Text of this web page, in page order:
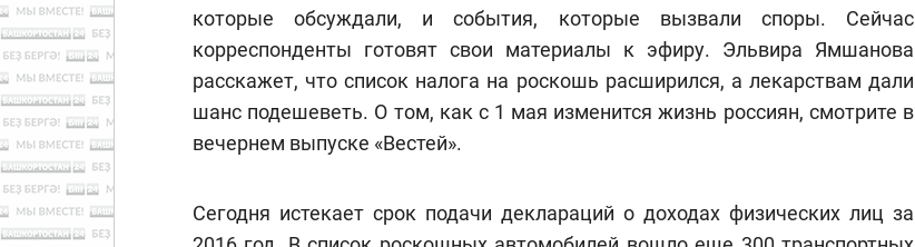
которые обсуждали, и события, которые вызвали споры. Сейчас
корреспонденты готовят свои материалы к эфиру. Эльвира Ямшанова
расскажет, что список налога на роскошь расширился, а лекарствам дали
шанс подешеветь. О том, как с 1 мая изменится жизнь россиян, смотрите в
вечернем выпуске «Вестей».
Сегодня истекает срок подачи деклараций о доходах физических лиц за